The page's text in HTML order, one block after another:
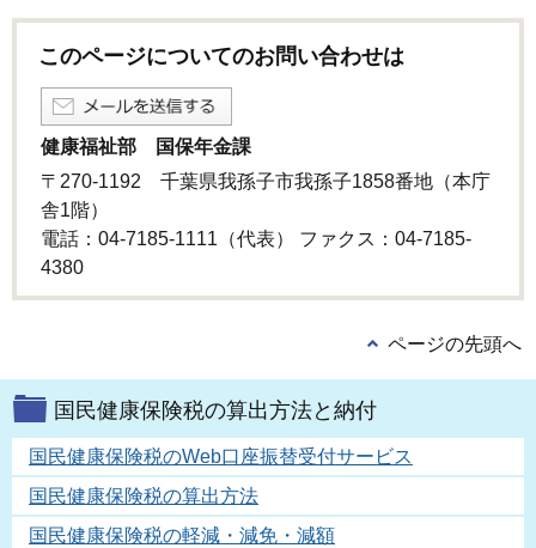
このページについてのお問い合わせは
健康福祉部 国保年金課
〒270-1192 千葉県我孫子市我孫子1858番地（本庁
舎1階）
電話：04-7185-1111（代表） ファクス：04-7185-
4380
ページの先頭へ
国民健康保険税の算出方法と納付
国民健康保険税のWeb口座振替受付サービス
国民健康保険税の算出方法
国民健康保険税の軽減・減免・減額